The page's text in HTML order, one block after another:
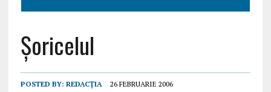
Șoricelul
POSTED BY: REDACȚIA 26 FEBRUARIE 2006